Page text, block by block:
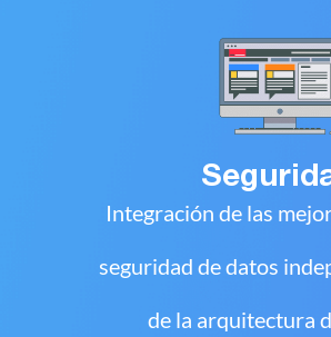
Integración de las
seguridad de datos
de la arquitectura